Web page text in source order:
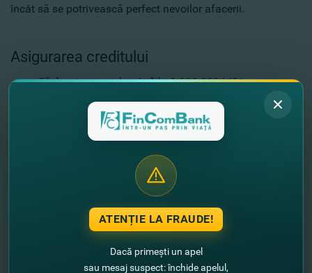
încât să se potrivească perfect nevoilor afacerii.
Asigurarea creditului
Fără gaj material - până la 2.000.000 MDL
Gaj material – în celelalte cazuri. În calitate de
garanţii pot servi bunurile ce aparţin solicitantului sau
persoanelor terţe cu drept de proprietate:
Mijloace de transport
Stocuri de mărfuri şi materiale
Garanţia ODA
Bunuri procurate din contul creditului solicitat
Cerinţele băncii
ATENȚIE LA FRAUDE!
Dacă primești un apel
sau mesaj suspect: închide apelul,